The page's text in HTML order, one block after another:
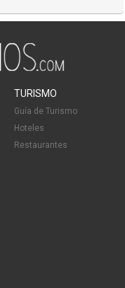
TURISMO
Guía de Turismo
Hoteles
Restaurantes